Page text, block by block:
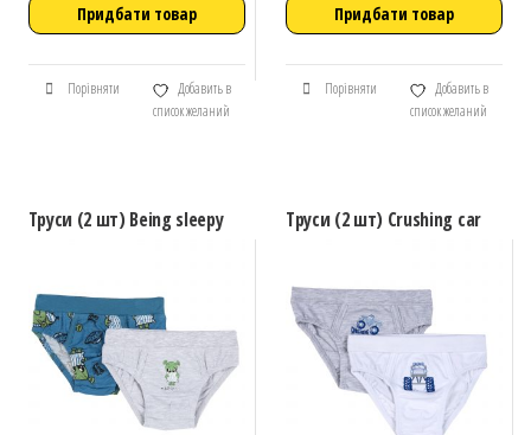
Придбати товар
Порівняти
Добавить в
список желаний
Придбати товар
Порівняти
Добавить в
список желаний
Труси (2 шт) Being sleepy Труси (2 шт) Crushing car